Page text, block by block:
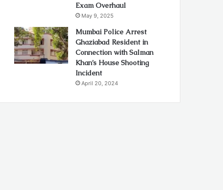
Exam Overhaul
May 9, 2025
Mumbai Police Arrest
Ghaziabad Resident in
Connection with Salman
Khan’s House Shooting
Incident
April 20, 2024